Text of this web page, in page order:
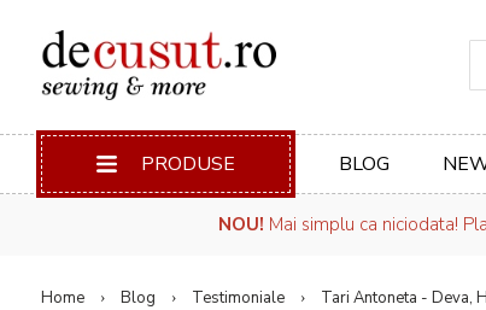
PRODUSE BLOG
NOU! Mai simplu ca niciodata!
Home Blog Testimoniale Tari Antoneta - Deva,